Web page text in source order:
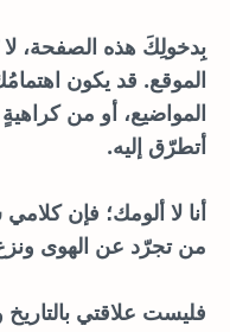
بِدخولِكَ هذه الصفحة،
الموقع. قد يكون
المواضيع، أو من
أتطرّق إليه.
أنا لا ألومك؛ فإن
من تجرّد عن الهوى
فليست علاقتي بالتاريخ